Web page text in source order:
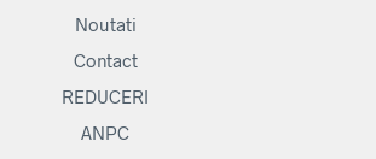
Noutati
Contact
REDUCERI
ANPC